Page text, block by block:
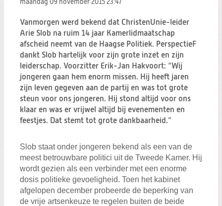
Zoeken:
maandag 09 november 2015 23:47
Vanmorgen werd bekend dat ChristenUnie-leider
Arie Slob na ruim 14 jaar Kamerlidmaatschap
afscheid neemt van de Haagse Politiek. PerspectieF
dankt Slob hartelijk voor zijn grote inzet en zijn
leiderschap. Voorzitter Erik-Jan Hakvoort: “Wij
jongeren gaan hem enorm missen. Hij heeft jaren
zijn leven gegeven aan de partij en was tot grote
steun voor ons jongeren. Hij stond altijd voor ons
klaar en was er vrijwel altijd bij evenementen en
feestjes. Dat stemt tot grote dankbaarheid.”
Slob staat onder jongeren bekend als een van de
meest betrouwbare politici uit de Tweede Kamer. Hij
wordt gezien als een verbinder met een enorme
dosis politieke gevoeligheid. Toen het kabinet
afgelopen december probeerde de beperking van
de vrije artsenkeuze te regelen buiten de beide